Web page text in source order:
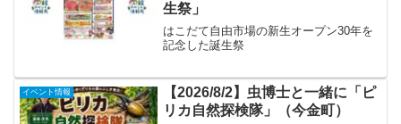
生祭」
はこだて自由市場の新生オープン30年を
記念した誕生祭
イベント情報
【2026/8/2】虫博士と一緒に「ピ
リカ自然探検隊」（今金町）